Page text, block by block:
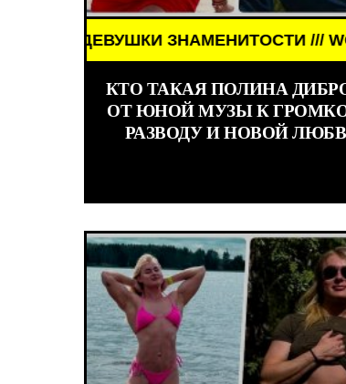
ЗНАМЕНИТОСТИ /// WORLD GIRLS
КТО ТАКАЯ ПОЛИНА
ОТ ЮНОЙ МУЗЫ К
РАЗВОДУ И НОВОЙ
КИНО /// ОБЗОРЫ ФИЛЬМОВ ///